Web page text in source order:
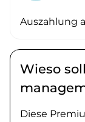
Auszahlung
Wieso
Diese